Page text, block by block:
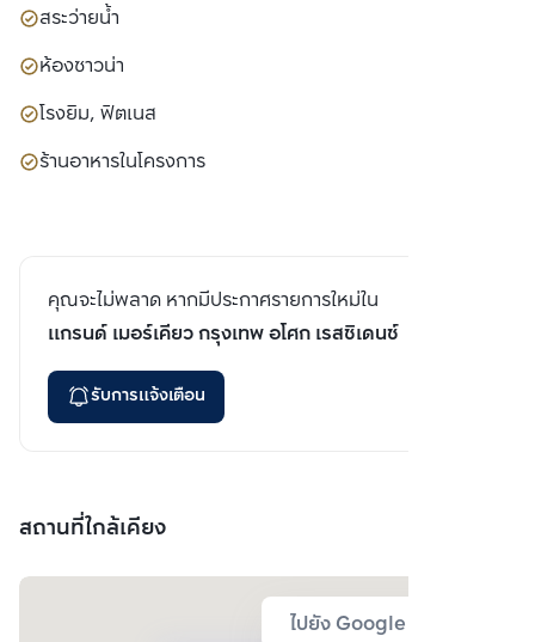
สระว่ายน้ำ
ห้องซาวน่า
โรงยิม, ฟิตเนส
ร้านอาหารในโครงการ
คุณจะไม่พลาด หากมีประกาศรายการใหม่ใน
แกรนด์ เมอร์เคียว กรุงเทพ อโศก เรสซิเดนซ์
รับการแจ้งเตือน
สถานที่ใกล้เคียง
ไปยัง Google Map